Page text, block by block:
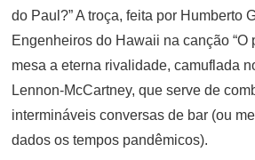
do Paul?” A troça, feita por Humberto
Engenheiros do Hawaii na canção “O
mesa a eterna rivalidade, camuflada
Lennon-McCartney, que serve de
intermináveis conversas de bar (ou
dados os tempos pandêmicos).